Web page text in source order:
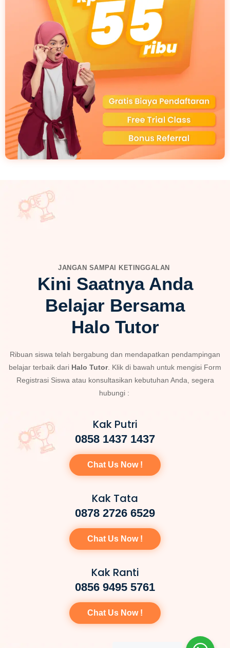
JANGAN SAMPAI KETINGGALAN
Kini Saatnya Anda
Belajar Bersama
Halo Tutor
Ribuan siswa telah bergabung dan mendapatkan pendampingan
belajar terbaik dari Halo Tutor. Klik di bawah untuk mengisi Form
Registrasi Siswa atau konsultasikan kebutuhan Anda, segera
hubungi :
Kak Putri
0858 1437 1437
Chat Us Now !
Kak Tata
0878 2726 6529
Chat Us Now !
Kak Ranti
0856 9495 5761
Chat Us Now !